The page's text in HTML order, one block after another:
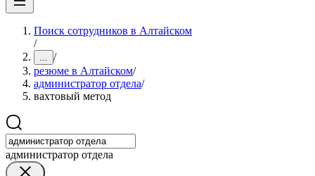
Поиск сотрудников в Алтайском
/
... /
резюме в Алтайском/
администратор отдела/
вахтовый метод
администратор отдела